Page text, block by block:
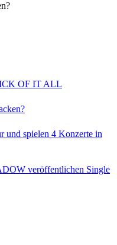
OF IT ALL
spielen 4 Konzerte in
veröffentlichen Single